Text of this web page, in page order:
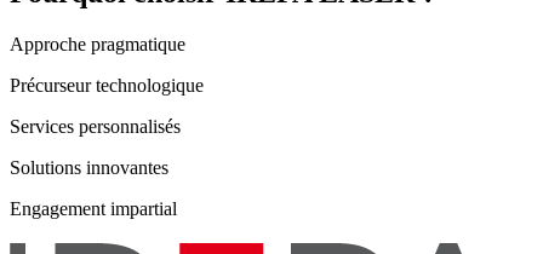
Approche pragmatique
Précurseur technologique
Services personnalisés
Solutions innovantes
Engagement impartial